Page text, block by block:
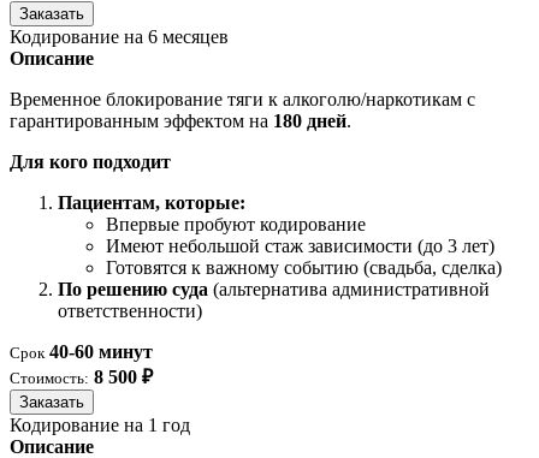
Заказать
Кодирование на 6 месяцев
Описание
Временное блокирование тяги к алкоголю/наркотикам с
гарантированным эффектом на 180 дней.
Для кого подходит
Пациентам, которые:
Впервые пробуют кодирование
Имеют небольшой стаж зависимости (до 3 лет)
Готовятся к важному событию (свадьба, сделка)
По решению суда (альтернатива административной
ответственности)
Срок 40-60 минут
Стоимость: 8 500 ₽
Заказать
Кодирование на 1 год
Описание